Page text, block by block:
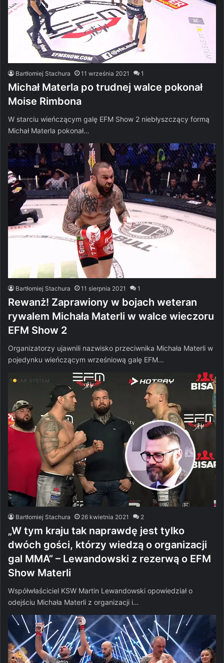
Bartłomiej Stachura 11 września 2021 1
Michał Materla po trudnej walce pokonał
Moise Rimbona
W starciu wieńczącym galę EFM Show 2 niebłyszczący formą
Michał Materla pokonał…
Bartłomiej Stachura 11 sierpnia 2021 1
Rewanż! Zaprawiony w bojach weteran
rywalem Michała Materli w walce wieczoru
EFM Show 2
Organizatorzy ujawnili nazwisko przeciwnika Michała Materli w
pojedynku wieńczącym wrześniową galę EFM…
Bartłomiej Stachura 26 kwietnia 2021 2
„W tym kraju tak naprawdę jest tylko
dwóch gości, którzy wiedzą o organizacji
gal MMA” – Lewandowski z rezerwą o EFM
Show Materli
Współwłaściciel KSW Martin Lewandowski opowiedział o
odejściu Michała Materli z organizacji i…